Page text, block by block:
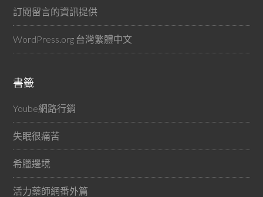
訂閱留言的資訊提供
WordPress.org 台灣繁體中文
書籤
Yoube網路行銷
失眠很痛苦
希臘邊境
活力藥師網番外篇